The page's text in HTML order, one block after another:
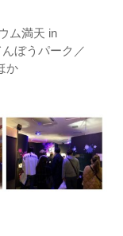
ム満天 in
ぼうパーク／
か